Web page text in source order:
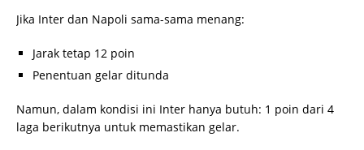
Jika Inter dan Napoli sama-sama menang:
Jarak tetap 12 poin
Penentuan gelar ditunda
Namun, dalam kondisi ini Inter hanya butuh: 1 poin dari 4
laga berikutnya untuk memastikan gelar.